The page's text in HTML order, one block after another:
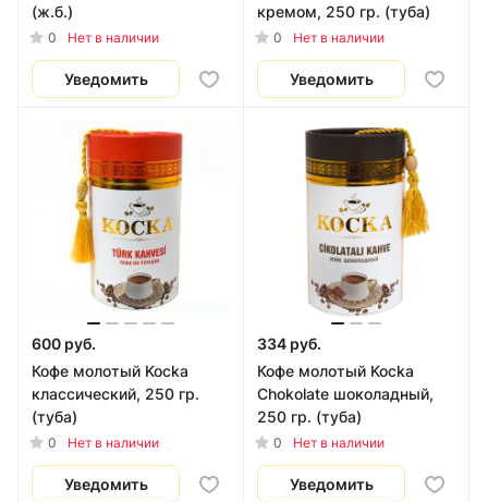
(ж.б.)
0 Нет в наличии
Уведомить
кремом, 250 гр. (туба)
0 Нет в наличии
Уведомить
600 руб.
Кофе молотый Kocka
классический, 250 гр.
(туба)
0 Нет в наличии
Уведомить
334 руб.
Кофе молотый Kocka
Chokolate шоколадный,
250 гр. (туба)
0 Нет в наличии
Уведомить